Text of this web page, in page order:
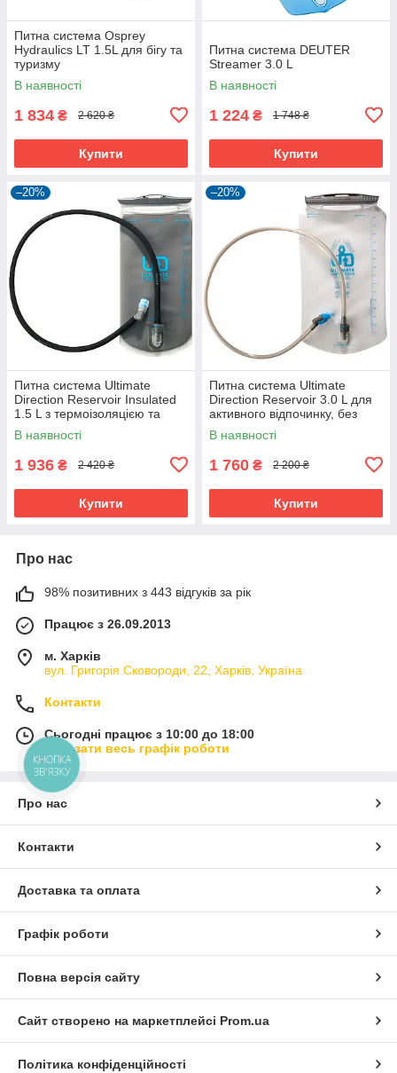
Питна система Osprey
Hydraulics LT 1.5L для бігу та
туризму
В наявності
1 834 ₴ 2 620 ₴
Купити
Питна система DEUTER
Streamer 3.0 L
В наявності
1 224 ₴ 1 748 ₴
Купити
–20%
Питна система Ultimate
Direction Reservoir Insulated
1.5 L з термоізоляцією та
високошвидкісним клапаном
В наявності
1 936 ₴ 2 420 ₴
Купити
–20%
Питна система Ultimate
Direction Reservoir 3.0 L для
активного відпочинку, без
BPA, з швидкою подачею
води
В наявності
1 760 ₴ 2 200 ₴
Купити
Про нас
98% позитивних з 443 відгуків за рік
Працює з 26.09.2013
м. Харків
вул. Григорія Сковороди, 22, Харків, Україна
Контакти
Сьогодні працює з 10:00 до 18:00
Показати весь графік роботи
Про нас
Контакти
Доставка та оплата
Графік роботи
Повна версія сайту
Сайт створено на маркетплейсі Prom.ua
Політика конфіденційності
КНОПКА
ЗВ'ЯЗКУ